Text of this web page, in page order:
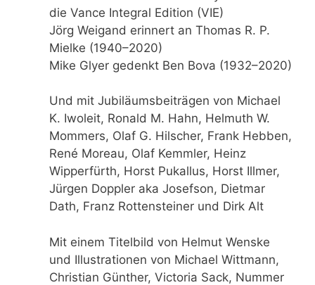
die Vance Integral Edition (VIE)
Jörg Weigand erinnert an Thomas R. P.
Mielke (1940–2020)
Mike Glyer gedenkt Ben Bova (1932–2020)
Und mit Jubiläumsbeiträgen von Michael
K. Iwoleit, Ronald M. Hahn, Helmuth W.
Mommers, Olaf G. Hilscher, Frank Hebben,
René Moreau, Olaf Kemmler, Heinz
Wipperfürth, Horst Pukallus, Horst Illmer,
Jürgen Doppler aka Josefson, Dietmar
Dath, Franz Rottensteiner und Dirk Alt
Mit einem Titelbild von Helmut Wenske
und Illustrationen von Michael Wittmann,
Christian Günther, Victoria Sack, Nummer